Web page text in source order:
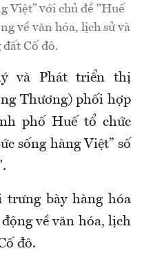
Việt” với chủ đề "Huế
về văn hóa, lịch sử và
Cố đô.
và Phát triển thị
Thương) phối hợp
phố Huế tổ chức
sống hàng Việt” số
bày hàng hóa
về văn hóa, lịch
đô.